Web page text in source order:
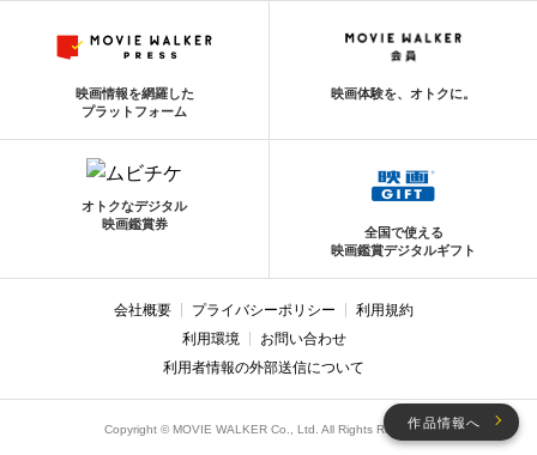
作品情報へ
映画情報を網羅した
プラットフォーム
映画体験を、オトクに。
オトクなデジタル
映画鑑賞券
全国で使える
映画鑑賞デジタルギフト
会社概要 プライバシーポリシー
利用規約
利用環境
お問い合わせ
利用者情報の外部送信について
Copyright © MOVIE WALKER Co., Ltd. All Rights Reserved.